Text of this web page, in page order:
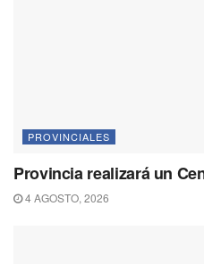
PROVINCIALES
Provincia realizará un
4 AGOSTO, 2026